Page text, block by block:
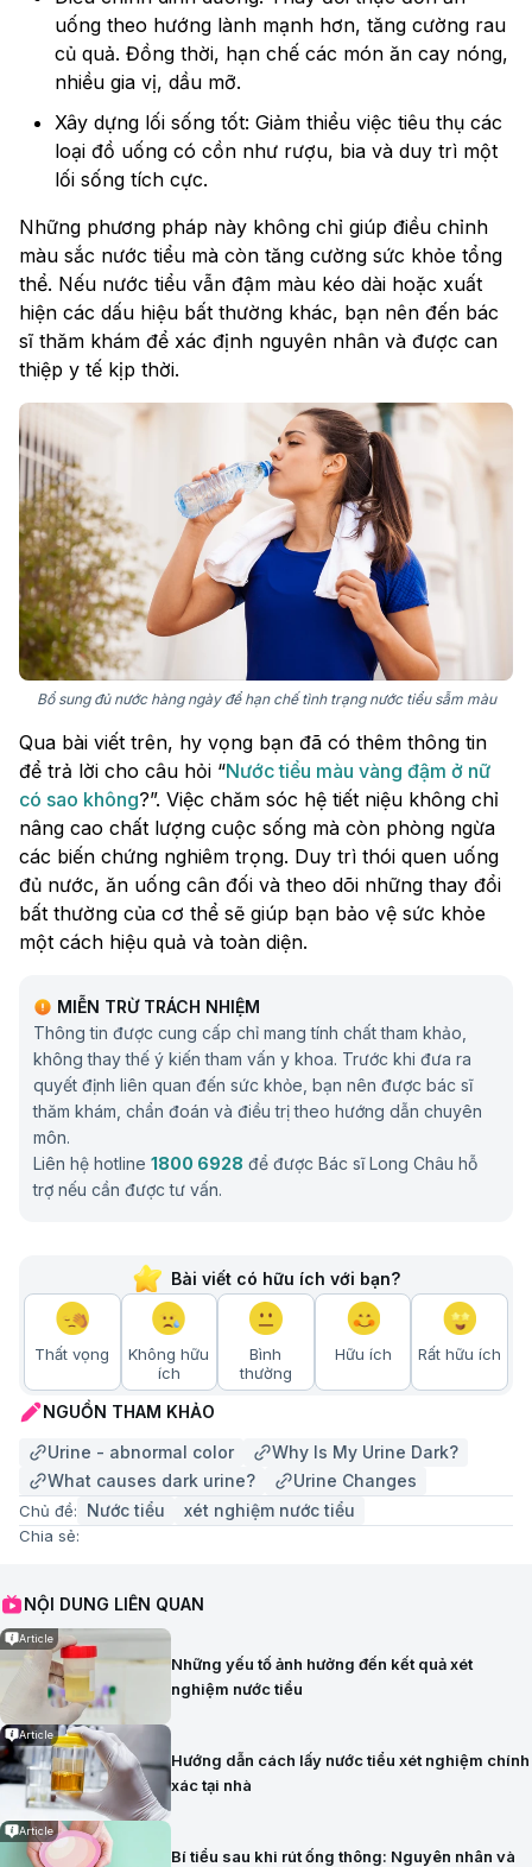
uống theo hướng lành mạnh hơn, tăng cường rau
củ quả. Đồng thời, hạn chế các món ăn cay nóng,
nhiều gia vị, dầu mỡ.
Xây dựng lối sống tốt: Giảm thiểu việc tiêu thụ các
loại đồ uống có cồn như rượu, bia và duy trì một
lối sống tích cực.
Những phương pháp này không chỉ giúp điều chỉnh
màu sắc nước tiểu mà còn tăng cường sức khỏe tổng
thể. Nếu nước tiểu vẫn đậm màu kéo dài hoặc xuất
hiện các dấu hiệu bất thường khác, bạn nên đến bác
sĩ thăm khám để xác định nguyên nhân và được can
thiệp y tế kịp thời.
Bổ sung đủ nước hàng ngày để hạn chế tình trạng nước tiểu sẫm màu
Qua bài viết trên, hy vọng bạn đã có thêm thông tin
để trả lời cho câu hỏi “Nước tiểu màu vàng đậm ở nữ
có sao không?”. Việc chăm sóc hệ tiết niệu không chỉ
nâng cao chất lượng cuộc sống mà còn phòng ngừa
các biến chứng nghiêm trọng. Duy trì thói quen uống
đủ nước, ăn uống cân đối và theo dõi những thay đổi
bất thường của cơ thể sẽ giúp bạn bảo vệ sức khỏe
một cách hiệu quả và toàn diện.
MIỄN TRỪ TRÁCH NHIỆM
Thông tin được cung cấp chỉ mang tính chất tham khảo,
không thay thế ý kiến tham vấn y khoa. Trước khi đưa ra
quyết định liên quan đến sức khỏe, bạn nên được bác sĩ
thăm khám, chẩn đoán và điều trị theo hướng dẫn chuyên
môn.
Liên hệ hotline 1800 6928 để được Bác sĩ Long Châu hỗ
trợ nếu cần được tư vấn.
Bài viết có hữu ích với bạn?
Thất vọng
Không hữu
ích
Bình
thường
Hữu ích Rất hữu ích
NGUỒN THAM KHẢO
Urine - abnormal color
Why Is My Urine Dark?
What causes dark urine?
Urine Changes
Chủ đề: Nước tiểu xét nghiệm nước tiểu
Chia sẻ:
NỘI DUNG LIÊN QUAN
Article
Những yếu tố ảnh hưởng đến kết quả xét
nghiệm nước tiểu
Article
Hướng dẫn cách lấy nước tiểu xét nghiệm chính
xác tại nhà
Article
Bí tiểu sau khi rút ống thông: Nguyên nhân và